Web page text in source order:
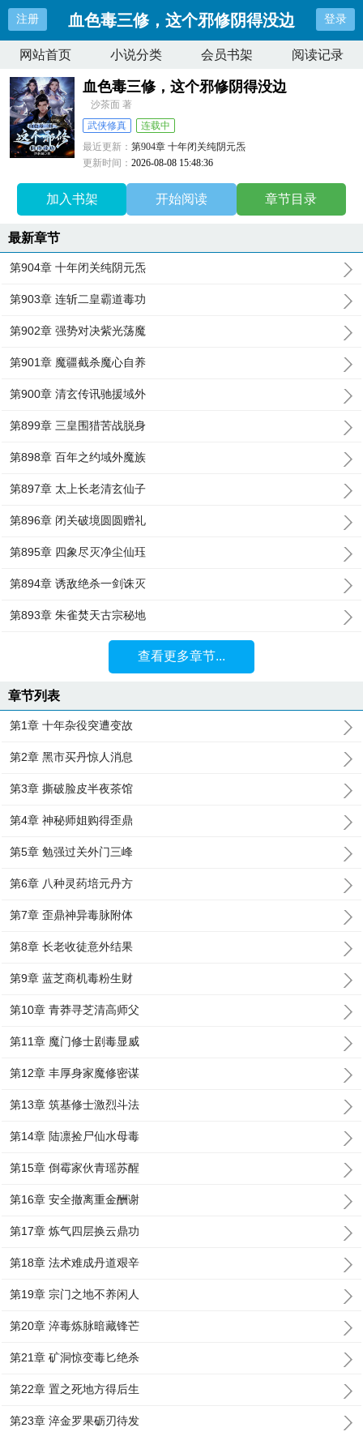
注册 血色毒三修，这个邪修阴得没边 登录
网站首页 小说分类 会员书架 阅读记录
血色毒三修，这个邪修阴得没边
沙茶面 著
武侠修真
连载中
最近更新：第904章 十年闭关纯阴元炁
更新时间：2026-08-08 15:48:36
加入书架 开始阅读 章节目录
最新章节
第904章 十年闭关纯阴元炁
第903章 连斩二皇霸道毒功
第902章 强势对决紫光荡魔
第901章 魔疆截杀魔心自养
第900章 清玄传讯驰援域外
第899章 三皇围猎苦战脱身
第898章 百年之约域外魔族
第897章 太上长老清玄仙子
第896章 闭关破境圆圆赠礼
第895章 四象尽灭净尘仙珏
第894章 诱敌绝杀一剑诛灭
第893章 朱雀焚天古宗秘地
查看更多章节...
章节列表
第1章 十年杂役突遭变故
第2章 黑市买丹惊人消息
第3章 撕破脸皮半夜茶馆
第4章 神秘师姐购得歪鼎
第5章 勉强过关外门三峰
第6章 八种灵药培元丹方
第7章 歪鼎神异毒脉附体
第8章 长老收徒意外结果
第9章 蓝芝商机毒粉生财
第10章 青莽寻芝清高师父
第11章 魔门修士剧毒显威
第12章 丰厚身家魔修密谋
第13章 筑基修士激烈斗法
第14章 陆凛捡尸仙水母毒
第15章 倒霉家伙青瑶苏醒
第16章 安全撤离重金酬谢
第17章 炼气四层换云鼎功
第18章 法术难成丹道艰辛
第19章 宗门之地不养闲人
第20章 淬毒炼脉暗藏锋芒
第21章 矿洞惊变毒匕绝杀
第22章 置之死地方得后生
第23章 淬金罗果砺刃待发